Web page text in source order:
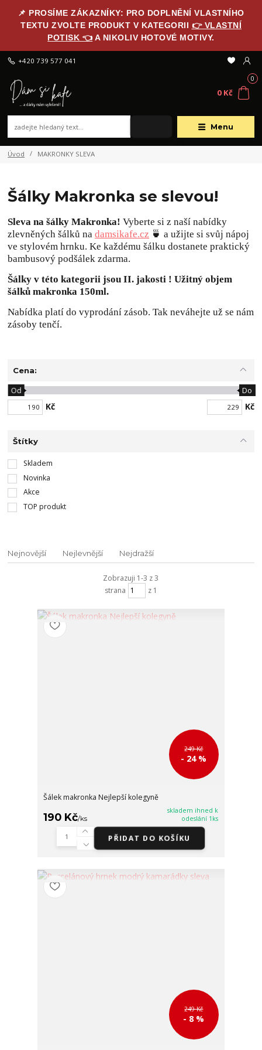
📌 PROSÍME ZÁKAZNÍKY: PRO DOPLNĚNÍ VLASTNÍHO
TEXTU ZVOLTE PRODUKT V KATEGORII 👉 VLASTNÍ
POTISK 👈 A NIKOLIV HOTOVÉ MOTIVY.
Menu
+420 739 577 041
0
0 Kč
Úvod MAKRONKY SLEVA
Šálky Makronka se slevou!
Sleva na šálky Makronka!Vyberte si z naší nabídky
zlevněných šálků nadamsikafe.cz 🍵 a užijte si svůj nápoj
ve stylovém hrnku. Ke každému šálku dostanete praktický
bambusový podšálek zdarma.
Šálky v této kategorii jsou II. jakosti ! Užitný objem
šálků makronka 150ml.
Nabídka platí do vyprodání zásob. Tak neváhejte už se nám
zásoby tenčí.
Cena:
Kč
Od Do
Kč
Štítky
Skladem
Novinka
Akce
TOP produkt
Nejnovější Nejlevnější Nejdražší
Zobrazuji 1-3 z 3
strana
z 1
249 Kč
- 24 %
Šálek makronka Nejlepší kolegyně
190 Kč/ks
skladem ihned k
odeslání 1ks
PŘIDAT DO KOŠÍKU
249 Kč
- 8 %